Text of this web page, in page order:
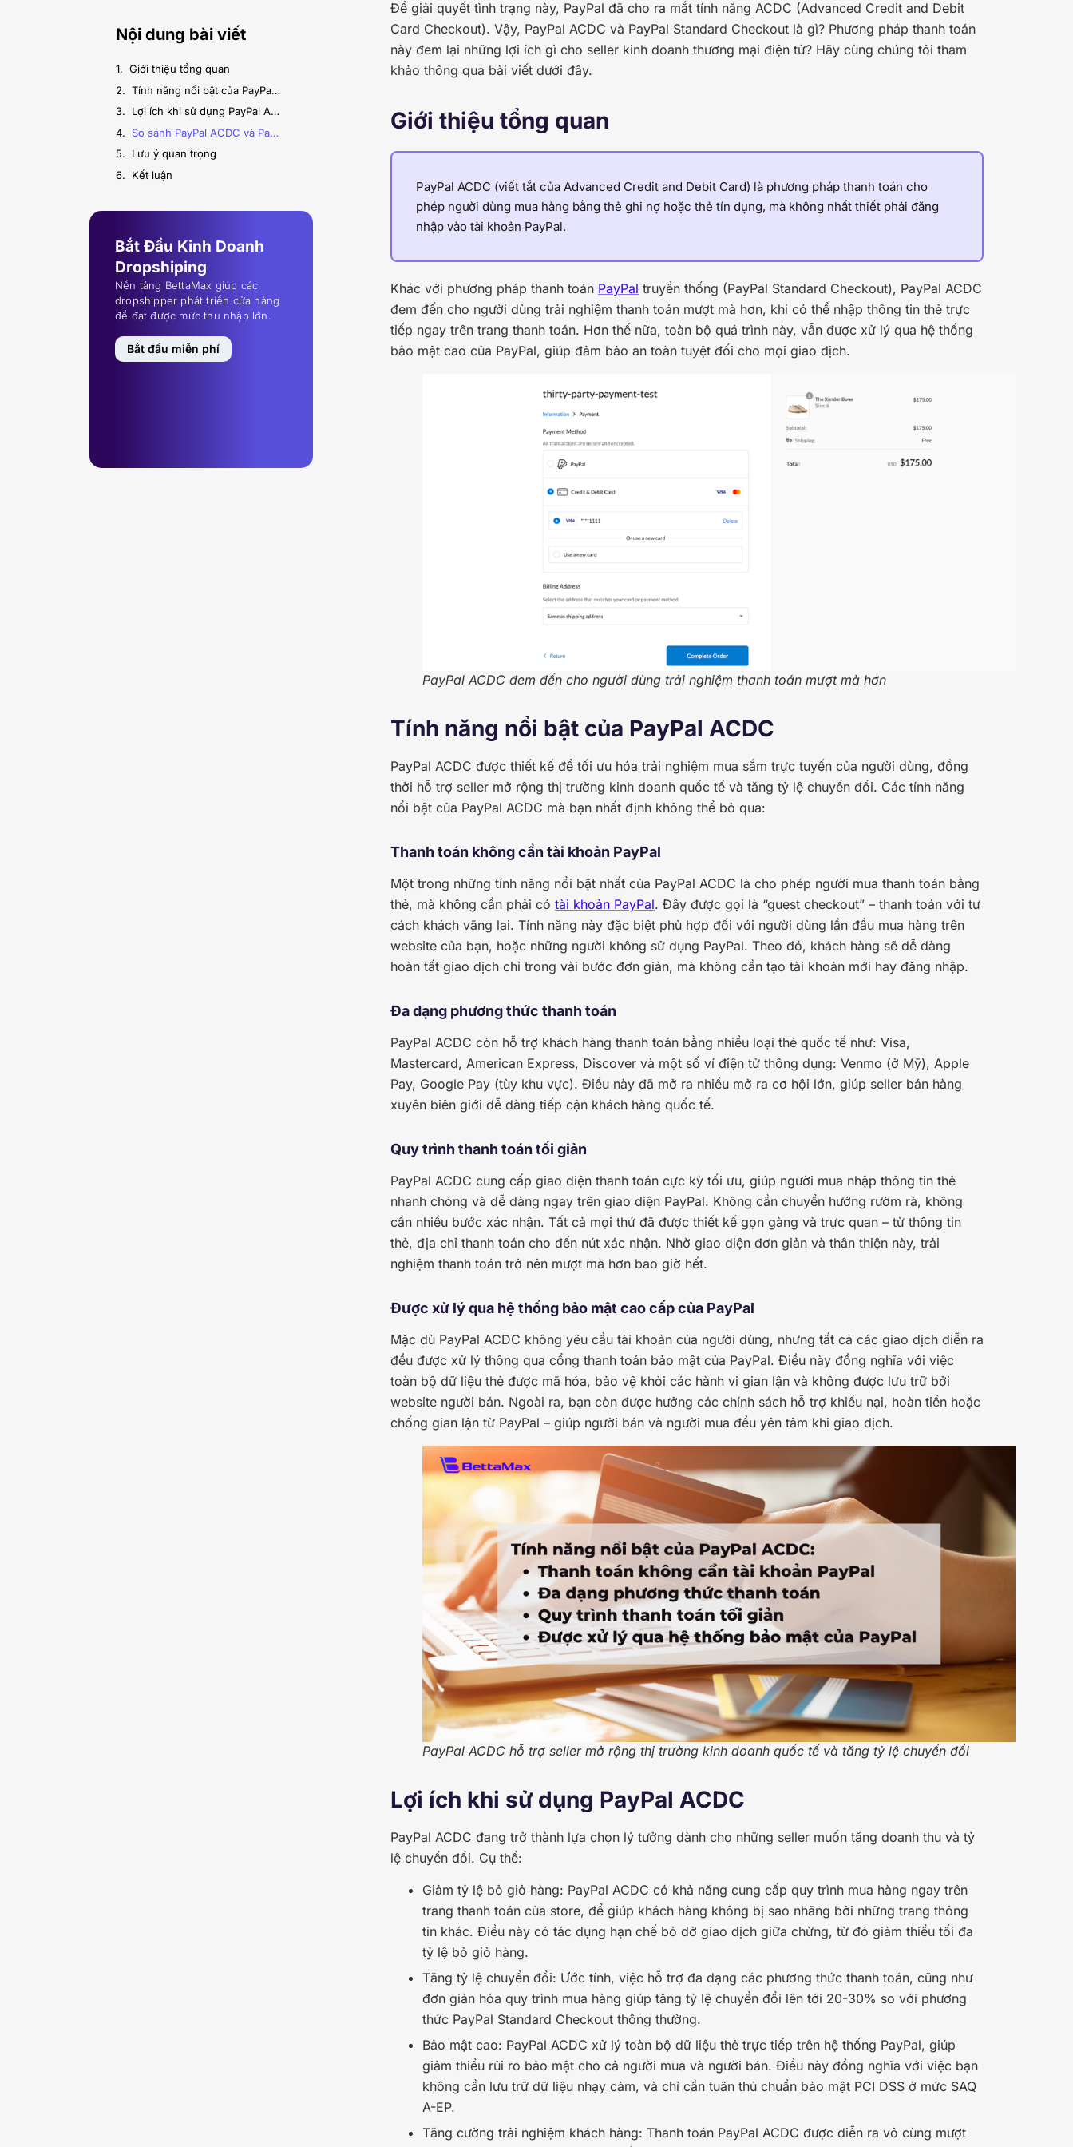
Nội dung bài viết
Giới thiệu tổng quan
Tính năng nổi bật của PayPal ACDC
Lợi ích khi sử dụng PayPal ACDC
So sánh PayPal ACDC và PayPal Standard Checkout
Lưu ý quan trọng
Kết luận
Bắt Đầu Kinh Doanh
Dropshiping
Nền tảng BettaMax giúp các
dropshipper phát triển cửa hàng
để đạt được mức thu nhập lớn.
Bắt đầu miễn phí
Để giải quyết tình trạng này, PayPal đã cho ra mắt tính năng ACDC (Advanced Credit and Debit
Card Checkout). Vậy, PayPal ACDC và PayPal Standard Checkout là gì? Phương pháp thanh toán
này đem lại những lợi ích gì cho seller kinh doanh thương mại điện tử? Hãy cùng chúng tôi tham
khảo thông qua bài viết dưới đây.
Giới thiệu tổng quan
PayPal ACDC (viết tắt của Advanced Credit and Debit Card) là phương pháp thanh toán cho
phép người dùng mua hàng bằng thẻ ghi nợ hoặc thẻ tín dụng, mà không nhất thiết phải đăng
nhập vào tài khoản PayPal.
Khác với phương pháp thanh toán PayPal truyền thống (PayPal Standard Checkout), PayPal ACDC
đem đến cho người dùng trải nghiệm thanh toán mượt mà hơn, khi có thể nhập thông tin thẻ trực
tiếp ngay trên trang thanh toán. Hơn thế nữa, toàn bộ quá trình này, vẫn được xử lý qua hệ thống
bảo mật cao của PayPal, giúp đảm bảo an toàn tuyệt đối cho mọi giao dịch.
PayPal ACDC đem đến cho người dùng trải nghiệm thanh toán mượt mà hơn
Tính năng nổi bật của PayPal ACDC
PayPal ACDC được thiết kế để tối ưu hóa trải nghiệm mua sắm trực tuyến của người dùng, đồng
thời hỗ trợ seller mở rộng thị trường kinh doanh quốc tế và tăng tỷ lệ chuyển đổi. Các tính năng
nổi bật của PayPal ACDC mà bạn nhất định không thể bỏ qua:
Thanh toán không cần tài khoản PayPal
Một trong những tính năng nổi bật nhất của PayPal ACDC là cho phép người mua thanh toán bằng
thẻ, mà không cần phải có tài khoản PayPal. Đây được gọi là “guest checkout” – thanh toán với tư
cách khách vãng lai. Tính năng này đặc biệt phù hợp đối với người dùng lần đầu mua hàng trên
website của bạn, hoặc những người không sử dụng PayPal. Theo đó, khách hàng sẽ dễ dàng
hoàn tất giao dịch chỉ trong vài bước đơn giản, mà không cần tạo tài khoản mới hay đăng nhập.
Đa dạng phương thức thanh toán
PayPal ACDC còn hỗ trợ khách hàng thanh toán bằng nhiều loại thẻ quốc tế như: Visa,
Mastercard, American Express, Discover và một số ví điện tử thông dụng: Venmo (ở Mỹ), Apple
Pay, Google Pay (tùy khu vực). Điều này đã mở ra nhiều mở ra cơ hội lớn, giúp seller bán hàng
xuyên biên giới dễ dàng tiếp cận khách hàng quốc tế.
Quy trình thanh toán tối giản
PayPal ACDC cung cấp giao diện thanh toán cực kỳ tối ưu, giúp người mua nhập thông tin thẻ
nhanh chóng và dễ dàng ngay trên giao diện PayPal. Không cần chuyển hướng rườm rà, không
cần nhiều bước xác nhận. Tất cả mọi thứ đã được thiết kế gọn gàng và trực quan – từ thông tin
thẻ, địa chỉ thanh toán cho đến nút xác nhận. Nhờ giao diện đơn giản và thân thiện này, trải
nghiệm thanh toán trở nên mượt mà hơn bao giờ hết.
Được xử lý qua hệ thống bảo mật cao cấp của PayPal
Mặc dù PayPal ACDC không yêu cầu tài khoản của người dùng, nhưng tất cả các giao dịch diễn ra
đều được xử lý thông qua cổng thanh toán bảo mật của PayPal. Điều này đồng nghĩa với việc
toàn bộ dữ liệu thẻ được mã hóa, bảo vệ khỏi các hành vi gian lận và không được lưu trữ bởi
website người bán. Ngoài ra, bạn còn được hưởng các chính sách hỗ trợ khiếu nại, hoàn tiền hoặc
chống gian lận từ PayPal – giúp người bán và người mua đều yên tâm khi giao dịch.
PayPal ACDC hỗ trợ seller mở rộng thị trường kinh doanh quốc tế và tăng tỷ lệ chuyển đổi
Lợi ích khi sử dụng PayPal ACDC
PayPal ACDC đang trở thành lựa chọn lý tưởng dành cho những seller muốn tăng doanh thu và tỷ
lệ chuyển đổi. Cụ thể:
Giảm tỷ lệ bỏ giỏ hàng: PayPal ACDC có khả năng cung cấp quy trình mua hàng ngay trên
trang thanh toán của store, để giúp khách hàng không bị sao nhãng bởi những trang thông
tin khác. Điều này có tác dụng hạn chế bỏ dở giao dịch giữa chừng, từ đó giảm thiểu tối đa
tỷ lệ bỏ giỏ hàng.
Tăng tỷ lệ chuyển đổi: Ước tính, việc hỗ trợ đa dạng các phương thức thanh toán, cũng như
đơn giản hóa quy trình mua hàng giúp tăng tỷ lệ chuyển đổi lên tới 20-30% so với phương
thức PayPal Standard Checkout thông thường.
Bảo mật cao: PayPal ACDC xử lý toàn bộ dữ liệu thẻ trực tiếp trên hệ thống PayPal, giúp
giảm thiểu rủi ro bảo mật cho cả người mua và người bán. Điều này đồng nghĩa với việc bạn
không cần lưu trữ dữ liệu nhạy cảm, và chỉ cần tuân thủ chuẩn bảo mật PCI DSS ở mức SAQ
A-EP.
Tăng cường trải nghiệm khách hàng: Thanh toán PayPal ACDC được diễn ra vô cùng mượt